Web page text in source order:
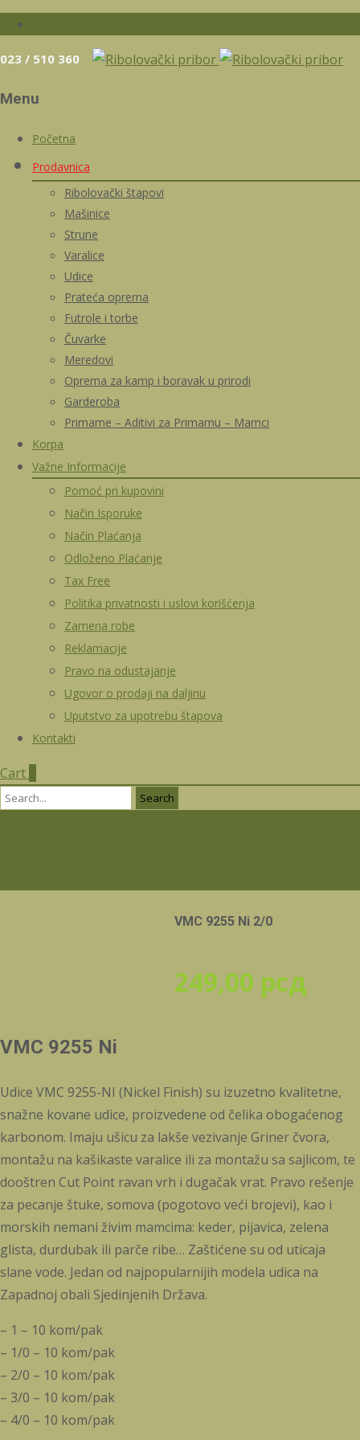
023 / 510 360
Menu
Skip
content
Početna
Prodavnica
Ribolovački štapovi
Mašinice
Strune
Varalice
Udice
Prateća oprema
Futrole i torbe
Čuvarke
Meredovi
Oprema za kamp i boravak u prirodi
Garderoba
Primame – Aditivi za Primamu – Mamci
Korpa
Važne Informacije
Pomoć pri kupovini
Način Isporuke
Način Plaćanja
Odloženo Plaćanje
Tax Free
Politika privatnosti i uslovi korišćenja
Zamena robe
Reklamacije
Pravo na odustajanje
Ugovor o prodaji na daljinu
Uputstvo za upotrebu štapova
Kontakti
Cart
Search
VMC 9255 Ni 2/0
249,00 рсд
VMC 9255 Ni
Udice VMC 9255-NI (Nickel Finish) su izuzetno kvalitetne,
snažne kovane udice, proizvedene od čelika obogaćenog
karbonom. Imaju ušicu za lakše vezivanje Griner čvora,
montažu na kašikaste varalice ili za montažu sa sajlicom, te
dooštren Cut Point ravan vrh i dugačak vrat. Pravo rešenje
za pecanje štuke, somova (pogotovo veći brojevi), kao i
morskih nemani živim mamcima: keder, pijavica, zelena
glista, durdubak ili parče ribe… Zaštićene su od uticaja
slane vode. Jedan od najpopularnijih modela udica na
Zapadnoj obali Sjedinjenih Država.
– 1 – 10 kom/pak
– 1/0 – 10 kom/pak
– 2/0 – 10 kom/pak
– 3/0 – 10 kom/pak
– 4/0 – 10 kom/pak